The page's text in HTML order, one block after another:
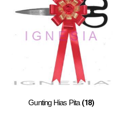
Gunting Hias Pita (18)